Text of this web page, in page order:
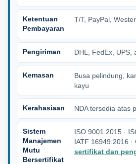
Ketentuan
Pembayaran
T/T, PayPal,
Pengiriman DHL, FedEx, UPS,
Kemasan
Busa pelindung,
kayu
Kerahasiaan NDA tersedia atas
Sistem
Manajemen
Mutu
Bersertifikat
ISO 9001:2015 ·
IATF 16949:2016 ·
sertifikat dan